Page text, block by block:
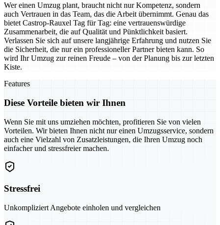
Wer einen Umzug plant, braucht nicht nur Kompetenz, sondern
auch Vertrauen in das Team, das die Arbeit übernimmt. Genau das
bietet Castrop-Rauxel Tag für Tag: eine vertrauenswürdige
Zusammenarbeit, die auf Qualität und Pünktlichkeit basiert.
Verlassen Sie sich auf unsere langjährige Erfahrung und nutzen Sie
die Sicherheit, die nur ein professioneller Partner bieten kann. So
wird Ihr Umzug zur reinen Freude – von der Planung bis zur letzten
Kiste.
Features
Diese Vorteile bieten wir Ihnen
Wenn Sie mit uns umziehen möchten, profitieren Sie von vielen
Vorteilen. Wir bieten Ihnen nicht nur einen Umzugsservice, sondern
auch eine Vielzahl von Zusatzleistungen, die Ihren Umzug noch
einfacher und stressfreier machen.
Stressfrei
Unkompliziert Angebote einholen und vergleichen